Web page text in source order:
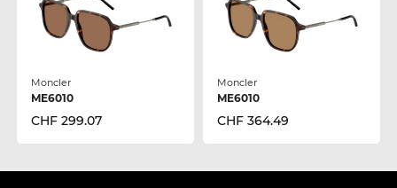
Moncler
ME6010
CHF 299.07
Moncler
ME6010
CHF 364.49